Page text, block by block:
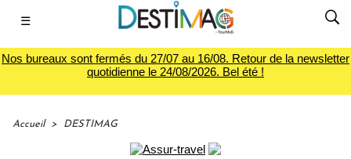
☰
Nos bureaux sont fermés du 27/07 au 16/08. Retour de la newsletter
quotidienne le 24/08/2026. Bel été !
Accueil > DESTIMAG